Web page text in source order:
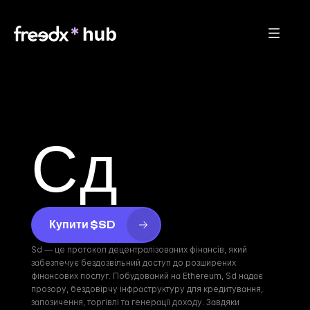
Сд
Купити $SD
Sd — це протокол децентралізованих фінансів, який
забезпечує бездозвільний доступ до розширених
фінансових послуг. Побудований на Ethereum, Sd надає
прозору, бездовірчу інфраструктуру для кредитування,
запозичення, торгівлі та генерації доходу. Завдяки